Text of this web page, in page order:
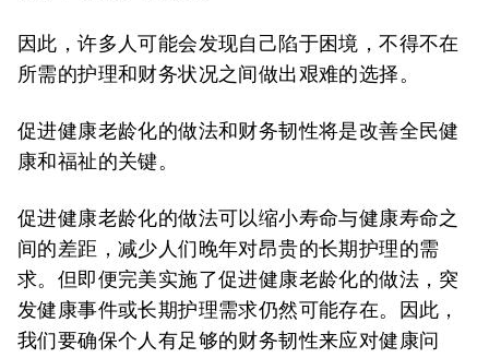
因此，许多人可能会发现自己陷于困境，不得不在
所需的护理和财务状况之间做出艰难的选择。
促进健康老龄化的做法和财务韧性将是改善全民健
康和福祉的关键。
促进健康老龄化的做法可以缩小寿命与健康寿命之
间的差距，减少人们晚年对昂贵的长期护理的需
求。但即便完美实施了促进健康老龄化的做法，突
发健康事件或长期护理需求仍然可能存在。因此，
我们要确保个人有足够的财务韧性来应对健康问